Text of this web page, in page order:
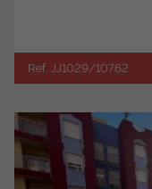
Ref. JJ1029/10762